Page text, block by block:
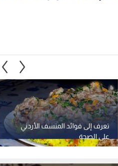
تعرف إلى فوائد المنسف الأردني
على الصحة